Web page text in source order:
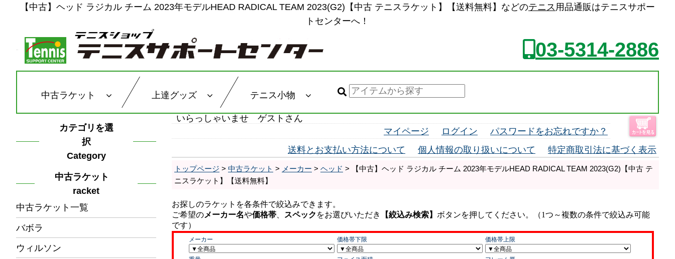
【中古】ヘッド ラジカル チーム 2023年モデルHEAD RADICAL TEAM 2023(G2)【中古 テニスラケット】【送料無料】などのテニス用品通販はテニスサポー
トセンターへ！
03-5314-2886
中古ラケット 上達グッズ テニス小物
カテゴリを選
択
Category
中古ラケット
racket
中古ラケット一覧
バボラ
ウィルソン
いらっしゃいませ ゲストさん
マイページ
ログイン
パスワードをお忘れですか？
送料とお支払い方法について
個人情報の取り扱いについて 特定商取引法に基づく表示
トップページ > 中古ラケット > メーカー > ヘッド > 【中古】ヘッド ラジカル チーム 2023年モデルHEAD RADICAL TEAM 2023(G2)【中古 テ
ニスラケット】【送料無料】